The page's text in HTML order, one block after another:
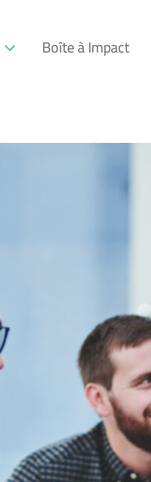
Boîte à Impact